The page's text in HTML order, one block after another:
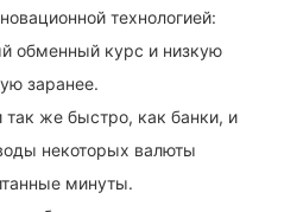
технологией:
обменный курс и низкую
заранее.
так же быстро, как банки, и
некоторых валюты
минуты.